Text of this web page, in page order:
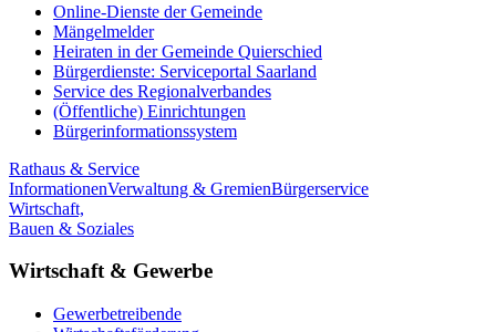
Online-Dienste der Gemeinde
Mängelmelder
Heiraten in der Gemeinde Quierschied
Bürgerdienste: Serviceportal Saarland
Service des Regionalverbandes
(Öffentliche) Einrichtungen
Bürgerinformationssystem
Rathaus & Service
InformationenVerwaltung & GremienBürgerservice
Wirtschaft,
Bauen & Soziales
Wirtschaft & Gewerbe
Gewerbetreibende